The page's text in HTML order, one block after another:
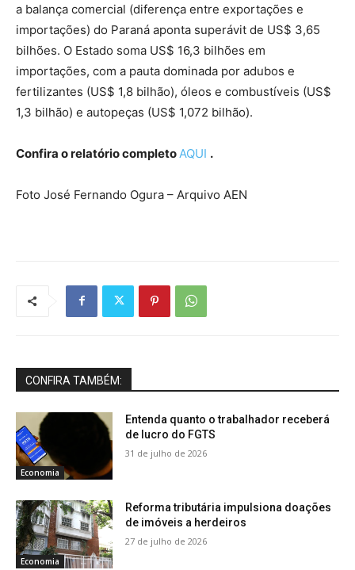
a balança comercial (diferença entre exportações e
importações) do Paraná aponta superávit de US$ 3,65
bilhões. O Estado soma US$ 16,3 bilhões em
importações, com a pauta dominada por adubos e
fertilizantes (US$ 1,8 bilhão), óleos e combustíveis (US$
1,3 bilhão) e autopeças (US$ 1,072 bilhão).
Confira o relatório completo AQUI .
Foto José Fernando Ogura – Arquivo AEN
CONFIRA TAMBÉM:
Economia
Entenda quanto o trabalhador receberá
de lucro do FGTS
31 de julho de 2026
Economia
Reforma tributária impulsiona doações
de imóveis a herdeiros
27 de julho de 2026